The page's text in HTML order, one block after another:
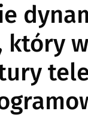
który